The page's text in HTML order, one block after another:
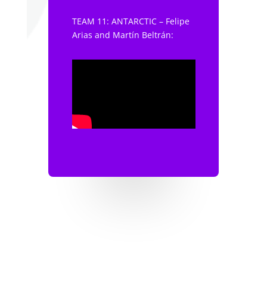
TEAM 11: ANTARCTIC – Felipe
Arias and Martín Beltrán: